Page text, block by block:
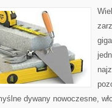
dywany nowoczesne,